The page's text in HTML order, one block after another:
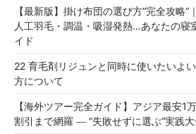
【最新版】掛け布団の選び方“完全攻略”
人工羽毛・調温・吸湿発熱…あなたの寝
イド
22 育毛剤リジュンと同時に使いたいよ
方について
【海外ツアー完全ガイド】アジア最安1
割引まで網羅 ― “失敗せずに選ぶ”実践